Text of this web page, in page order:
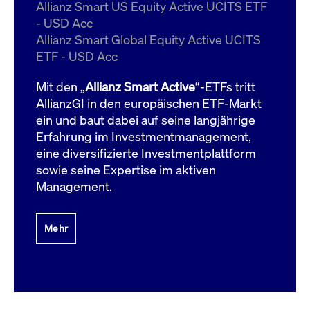
Allianz Smart US Equity Active UCITS ETF
- USD Acc
Allianz Smart Global Equity Active UCITS
ETF - USD Acc
Mit den „Allianz Smart Active“-ETFs tritt
AllianzGI in den europäischen ETF-Markt
ein und baut dabei auf seine langjährige
Erfahrung im Investmentmanagement,
eine diversifizierte Investmentplattform
sowie seine Expertise im aktiven
Management.
Mehr
ApplicationGatewayAffinityCORS
boerse.com
Domain
bis